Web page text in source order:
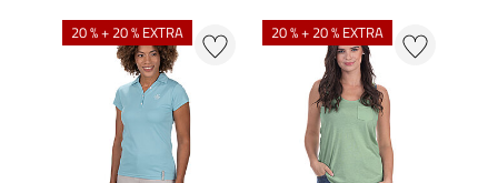
20 % + 20 % EXTRA 20 % + 20 % EXTRA